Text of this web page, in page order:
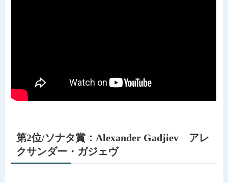
第2位/ソナタ賞： Alexander Gadjiev アレ
クサンダー・ガジェヴ